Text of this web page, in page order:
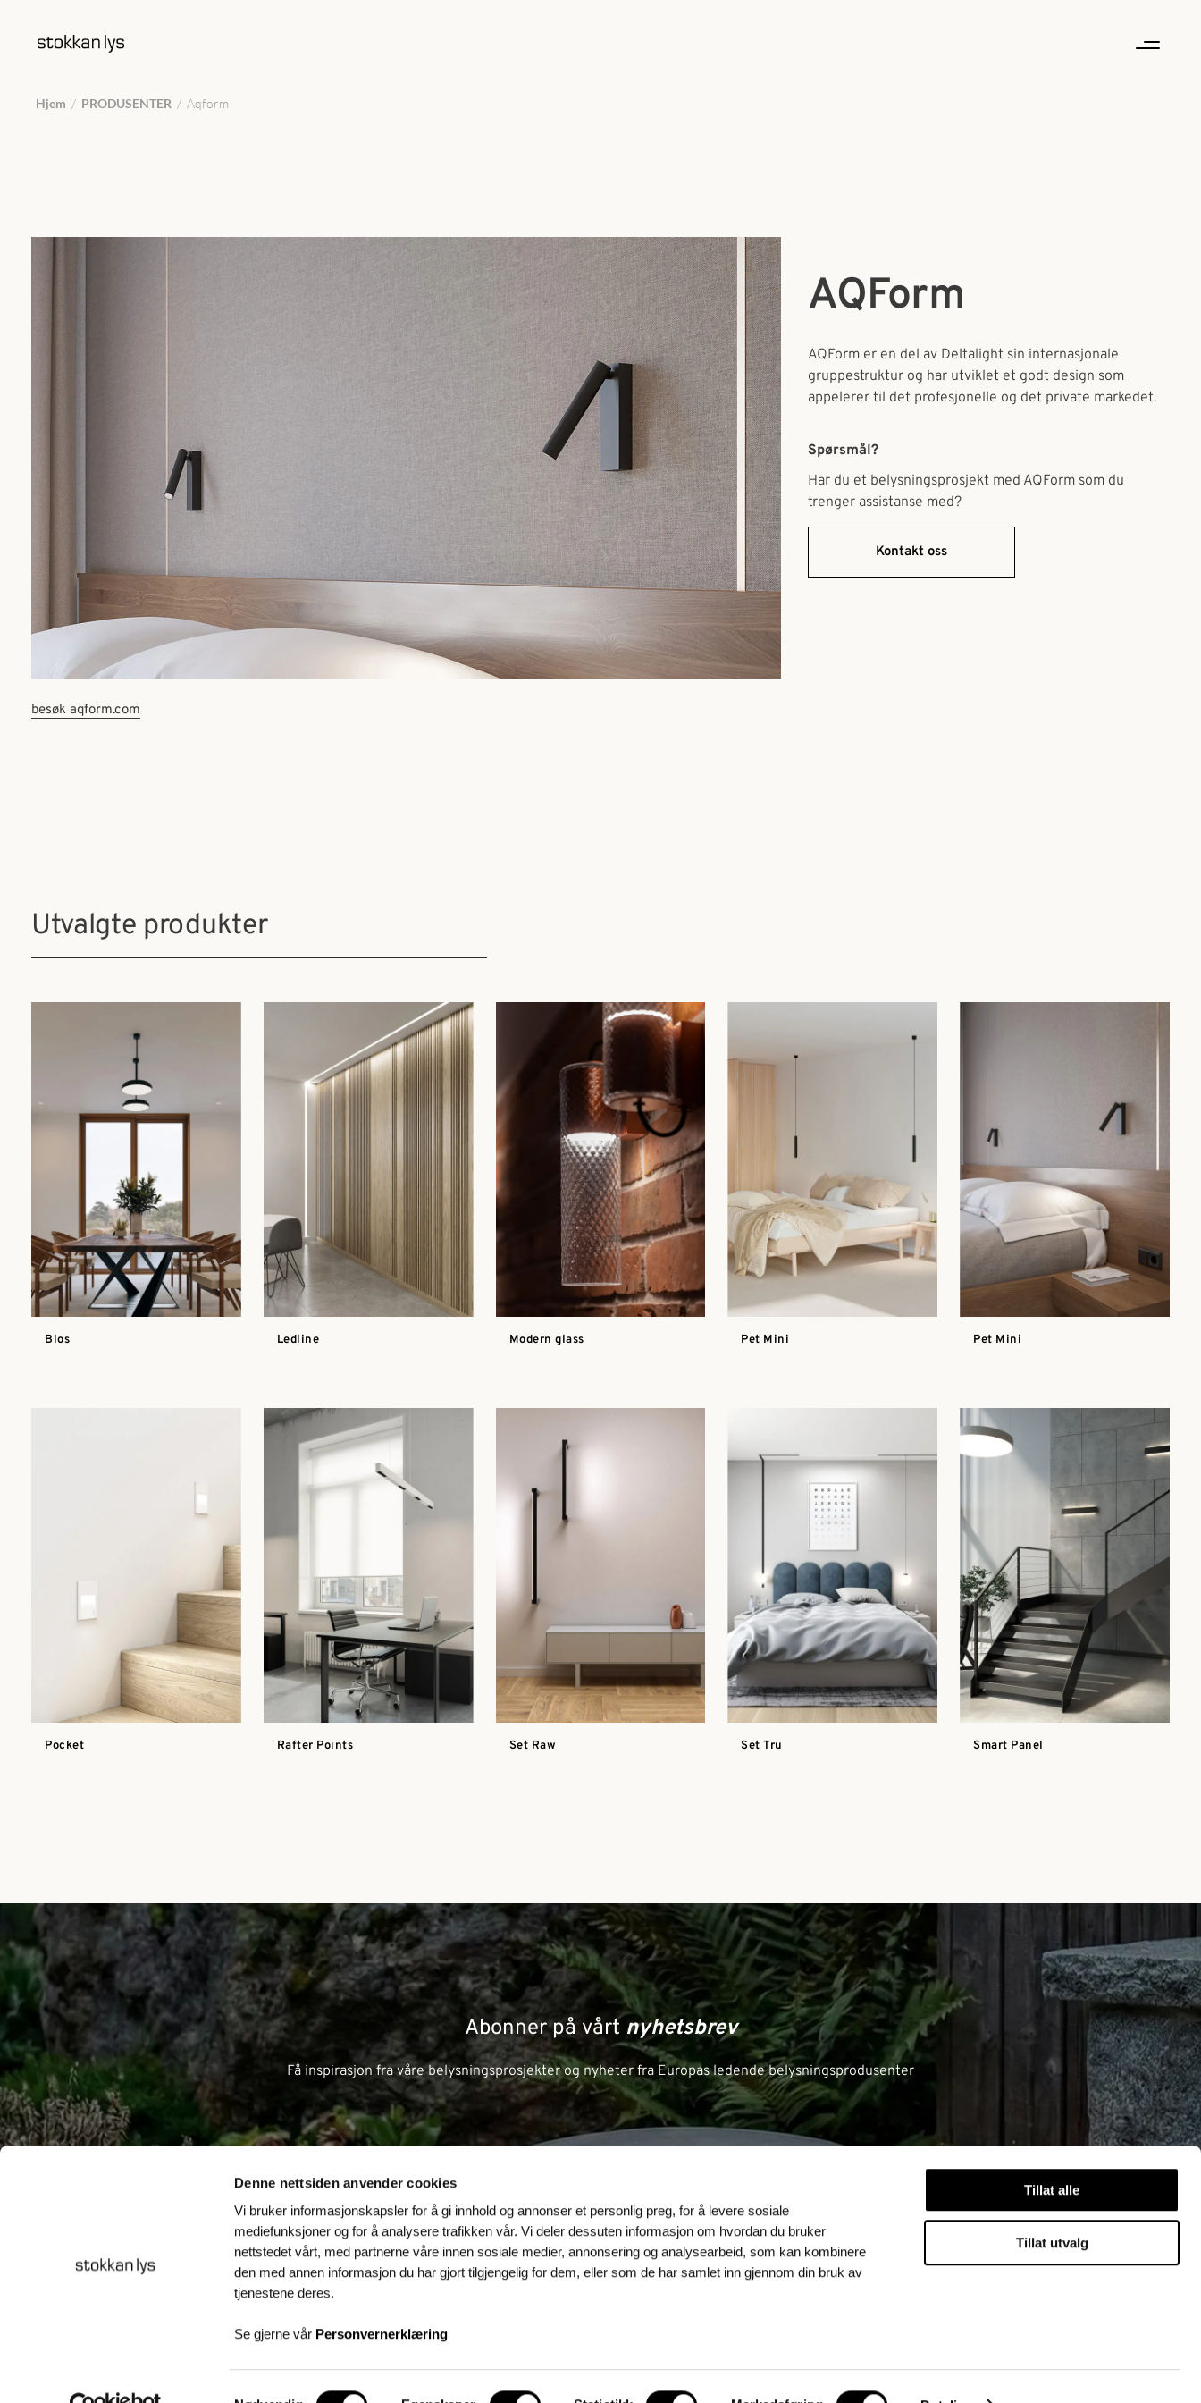
Denne nettsiden anvender cookies
Vi bruker informasjonskapsler for å gi innhold og annonser et personlig preg, for å levere sosiale
mediefunksjoner og for å analysere trafikken vår. Vi deler dessuten informasjon om hvordan du bruker
nettstedet vårt, med partnerne våre innen sosiale medier, annonsering og analysearbeid, som kan kombinere
den med annen informasjon du har gjort tilgjengelig for dem, eller som de har samlet inn gjennom din bruk av
tjenestene deres.
Se gjerne vår Personvernerklæring
Samtykkevalg
Tillat alle
Tillat utvalg
Hjem / PRODUSENTER / Aqform
besøk aqform.com
AQForm
AQForm er en del av Deltalight sin internasjonale
gruppestruktur og har utviklet et godt design som
appelerer til det profesjonelle og det private markedet.
Spørsmål?
Har du et belysningsprosjekt med AQForm som du
trenger assistanse med?
Kontakt oss
Utvalgte produkter
Blos Ledline Modern glass Pet Mini Pet Mini
Pocket Rafter Points Set Raw Set Tru Smart Panel
Abonner på vårt nyhetsbrev
Få inspirasjon fra våre belysningsprosjekter og nyheter fra Europas ledende belysningsprodusenter
Personvernerklæring